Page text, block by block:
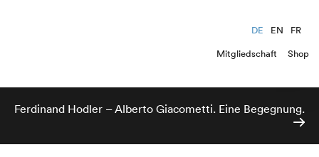
DE EN
FR
Mitgliedschaft
Shop
Ferdinand Hodler – Alberto Giacometti. Eine Begegnung.